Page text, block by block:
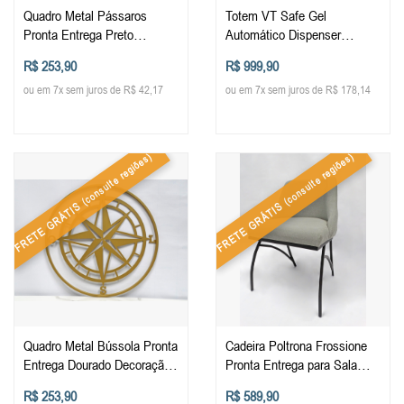
Quadro Metal Pássaros
Pronta Entrega Preto
Moderno Pássaros
Originalidade Arte de Alta
Decorativos para Sala Quarto
Escritório Moderno
R$ 253,90
ou em 7x sem juros de R$ 42,17
Totem VT Safe Gel
Automático Dispenser
Autoatendimento Loja Álcool
Gel
R$ 999,90
ou em 7x sem juros de R$ 178,14
FRETE GRÁTIS
(consulte regiões)
Quadro Metal Bússola Pronta
Entrega Dourado Decoração
R$ 253,90
FRETE GRÁTIS
(consulte regiões)
Cadeira Poltrona Frossione
Pronta Entrega para Sala
R$ 589,90